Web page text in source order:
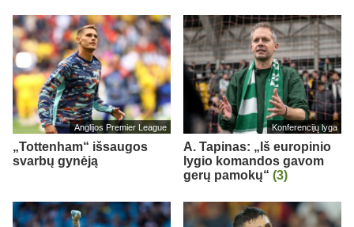
Anglijos Premier League
„Tottenham“ išsaugos
svarbų gynėją
Konferencijų lyga
A. Tapinas: „Iš europinio
lygio komandos gavom
gerų pamokų“ (3)